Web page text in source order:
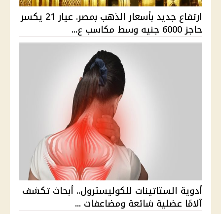
ارتفاع جديد بأسعار الذهب بمصر. عيار 21 يكسر
حاجز 6000 جنيه وسط مكاسب ع...
أدوية الستاتينات للكوليسترول.. أبحاث تكشف
آلامًا عضلية شائعة ومضاعفات ...